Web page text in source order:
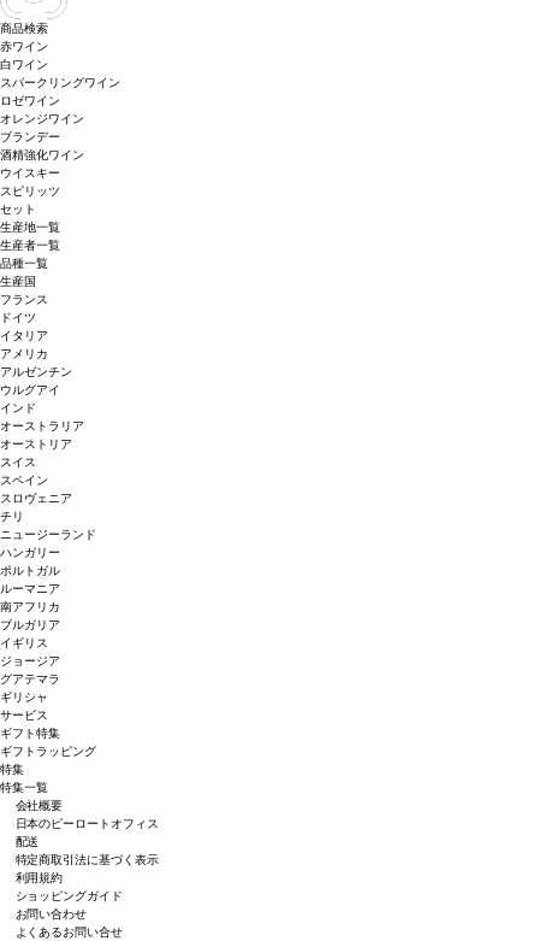
商品検索
赤ワイン
白ワイン
スパークリングワイン
ロゼワイン
オレンジワイン
ブランデー
酒精強化ワイン
ウイスキー
スピリッツ
セット
生産地一覧
生産者一覧
品種一覧
生産国
フランス
ドイツ
イタリア
アメリカ
アルゼンチン
ウルグアイ
インド
オーストラリア
オーストリア
スイス
スペイン
スロヴェニア
チリ
ニュージーランド
ハンガリー
ポルトガル
ルーマニア
南アフリカ
ブルガリア
イギリス
ジョージア
グアテマラ
ギリシャ
サービス
ギフト特集
ギフトラッピング
特集
特集一覧
会社概要
日本のピーロートオフィス
配送
特定商取引法に基づく表示
利用規約
ショッピングガイド
お問い合わせ
よくあるお問い合せ